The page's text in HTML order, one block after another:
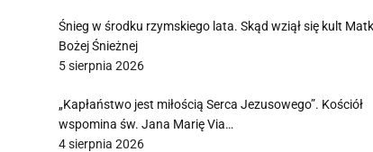
Śnieg w środku rzymskiego lata. Skąd wziął się kult
Bożej Śnieżnej
5 sierpnia 2026
„Kapłaństwo jest miłością Serca Jezusowego”. Kościół
wspomina św. Jana Marię Via…
4 sierpnia 2026